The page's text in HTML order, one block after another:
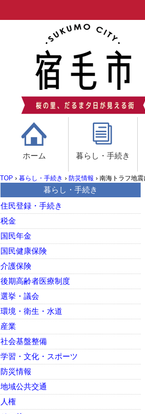
ホーム 暮らし・手続き
TOP › 暮らし・手続き › 防災情報 › 南海トラフ地震
暮らし・手続き
住民登録・手続き
税金
国民年金
国民健康保険
介護保険
後期高齢者医療制度
選挙・議会
環境・衛生・水道
産業
社会基盤整備
学習・文化・スポーツ
防災情報
地域公共交通
人権